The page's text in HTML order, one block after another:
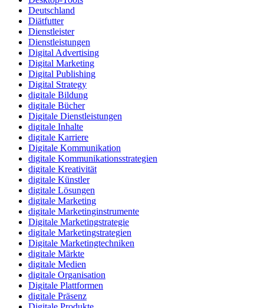
Deutschland
Diätfutter
Dienstleister
Dienstleistungen
Digital Advertising
Digital Marketing
Digital Publishing
Digital Strategy
digitale Bildung
digitale Bücher
Digitale Dienstleistungen
digitale Inhalte
digitale Karriere
Digitale Kommunikation
digitale Kommunikationsstrategien
digitale Kreativität
digitale Künstler
digitale Lösungen
digitale Marketing
digitale Marketinginstrumente
Digitale Marketingstrategie
digitale Marketingstrategien
Digitale Marketingtechniken
digitale Märkte
digitale Medien
digitale Organisation
Digitale Plattformen
digitale Präsenz